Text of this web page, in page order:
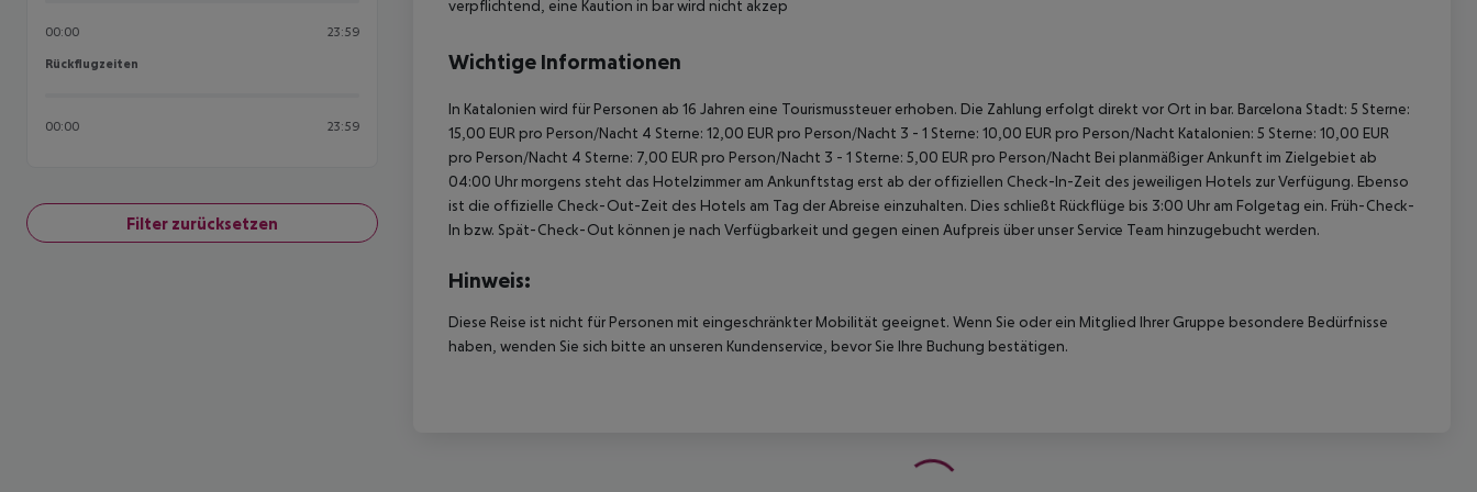
00:00 23:59
Rückflugzeiten
Rückflugzeiten
00:00 23:59
Filter zurücksetzen
verpflichtend, eine Kaution in bar wird nicht akzep
Wichtige Informationen
In Katalonien wird für Personen ab 16 Jahren eine Tourismussteuer erhoben. Die Zahlung erfolgt direkt vor Ort in bar. Barcelona Stadt: 5 Sterne:
15,00 EUR pro Person/Nacht 4 Sterne: 12,00 EUR pro Person/Nacht 3 - 1 Sterne: 10,00 EUR pro Person/Nacht Katalonien: 5 Sterne: 10,00 EUR
pro Person/Nacht 4 Sterne: 7,00 EUR pro Person/Nacht 3 - 1 Sterne: 5,00 EUR pro Person/Nacht Bei planmäßiger Ankunft im Zielgebiet ab
04:00 Uhr morgens steht das Hotelzimmer am Ankunftstag erst ab der offiziellen Check-In-Zeit des jeweiligen Hotels zur Verfügung. Ebenso
ist die offizielle Check-Out-Zeit des Hotels am Tag der Abreise einzuhalten. Dies schließt Rückflüge bis 3:00 Uhr am Folgetag ein. Früh-Check-
In bzw. Spät-Check-Out können je nach Verfügbarkeit und gegen einen Aufpreis über unser Service Team hinzugebucht werden.
Hinweis:
Diese Reise ist nicht für Personen mit eingeschränkter Mobilität geeignet. Wenn Sie oder ein Mitglied Ihrer Gruppe besondere Bedürfnisse
haben, wenden Sie sich bitte an unseren Kundenservice, bevor Sie Ihre Buchung bestätigen.